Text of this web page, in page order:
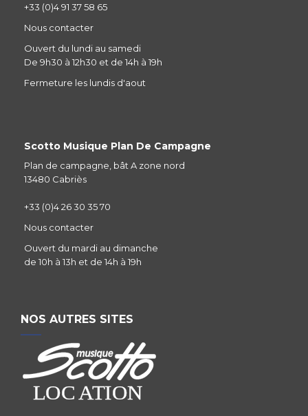
+33 (0)4 91 37 58 65
Nous contacter
Ouvert du lundi au samedi
De 9h30 à 12h30 et de 14h à 19h
Fermeture les lundis d'aout
Scotto Musique Plan De Campagne
Plan de campagne, bât A zone nord
13480 Cabriès
+33 (0)4 26 30 35 70
Nous contacter
Ouvert du mardi au dimanche
de 10h à 13h et de 14h à 19h
NOS AUTRES SITES